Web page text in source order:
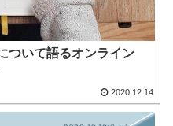
ついて語るオンライン
2020.12.14